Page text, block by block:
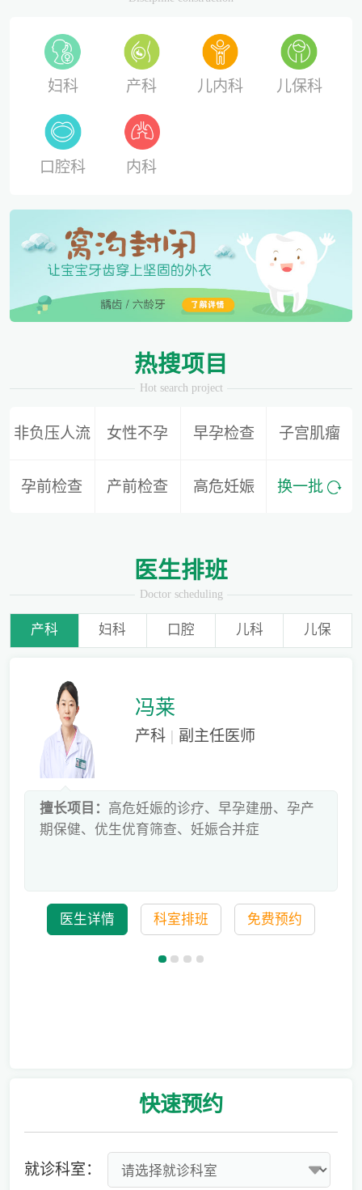
爱有光，愈未来！深圳远东龙岗妇产医院儿童康复专科正式启航！
妇科 产科 儿内科 儿保科
口腔科 内科
热搜项目
Hot search project
非负压人流 女性不孕 早孕检查 子宫肌瘤
孕前检查 产前检查 高危妊娠 换一批
医生排班
Doctor scheduling
产科 妇科 口腔 儿科 儿保
冯莱
产科 | 副主任医师
擅长项目： 高危妊娠的诊疗、早孕建册、孕产
期保健、优生优育筛查、妊娠合并症
医生详情 科室排班 免费预约
快速预约
就诊科室：